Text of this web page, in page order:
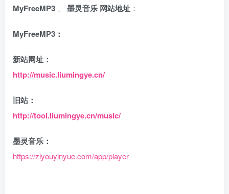
MyFreeMP3 、 墨灵音乐 网站地址 ：
MyFreeMP3：
新站网址：
http://music.liumingye.cn/
旧站：
http://tool.liumingye.cn/music/
墨灵音乐：
https://ziyouyinyue.com/app/player